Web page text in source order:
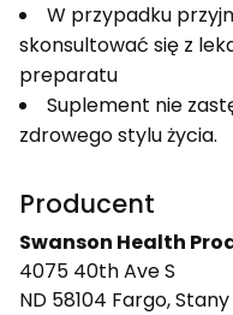
W przypadku
skonsultować się z
preparatu
Suplement nie
zdrowego stylu życia.
Producent
Swanson Health
4075 40th Ave S
ND 58104 Fargo,